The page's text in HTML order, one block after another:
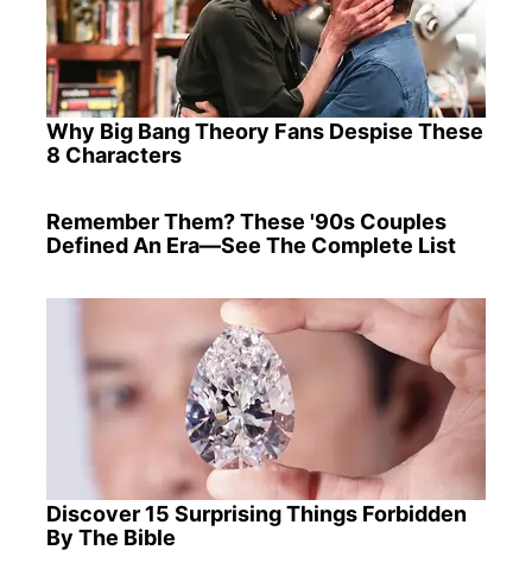
Why Big Bang Theory Fans Despise These
8 Characters
Remember Them? These '90s Couples
Defined An Era—See The Complete List
Discover 15 Surprising Things Forbidden
By The Bible